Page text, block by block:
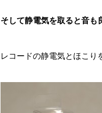
そして静電気を取ると音も
レコードの静電気とほこり